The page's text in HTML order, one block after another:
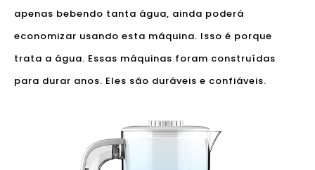
apenas bebendo tanta água, ainda poderá
economizar usando esta máquina. Isso é porque
trata a água. Essas máquinas foram construídas
para durar anos. Eles são duráveis ​​e confiáveis.